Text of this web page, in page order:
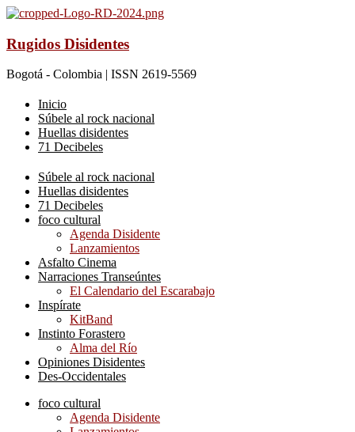
Rugidos Disidentes
Bogotá - Colombia | ISSN 2619-5569
Inicio
Súbele al rock nacional
Huellas disidentes
71 Decibeles
Súbele al rock nacional
Huellas disidentes
71 Decibeles
foco cultural
Agenda Disidente
Lanzamientos
Asfalto Cinema
Narraciones Transeúntes
El Calendario del Escarabajo
Inspírate
KitBand
Instinto Forastero
Alma del Río
Opiniones Disidentes
Des-Occidentales
foco cultural
Agenda Disidente